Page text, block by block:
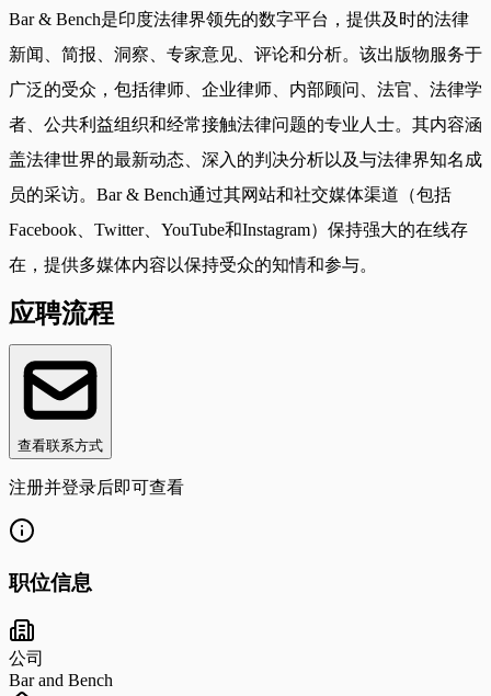
Bar & Bench是印度法律界领先的数字平台，提供及时的法律
新闻、简报、洞察、专家意见、评论和分析。该出版物服务于
广泛的受众，包括律师、企业律师、内部顾问、法官、法律学
者、公共利益组织和经常接触法律问题的专业人士。其内容涵
盖法律世界的最新动态、深入的判决分析以及与法律界知名成
员的采访。Bar & Bench通过其网站和社交媒体渠道（包括
Facebook、Twitter、YouTube和Instagram）保持强大的在线存
在，提供多媒体内容以保持受众的知情和参与。
应聘流程
查看联系方式
注册并登录后即可查看
职位信息
公司
Bar and Bench